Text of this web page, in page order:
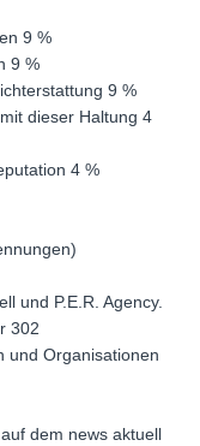
9 %
9 %
9 %
dieser Haltung 4
4 %
und P.E.R. Agency.
302
und Organisationen
dem news aktuell